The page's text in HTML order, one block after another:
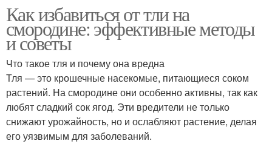
Как избавиться от тли на
смородине: эффективные методы
и советы
Что такое тля и почему она вредна
Тля — это крошечные насекомые, питающиеся соком
растений. На смородине они особенно активны, так как
любят сладкий сок ягод. Эти вредители не только
снижают урожайность, но и ослабляют растение, делая
его уязвимым для заболеваний.